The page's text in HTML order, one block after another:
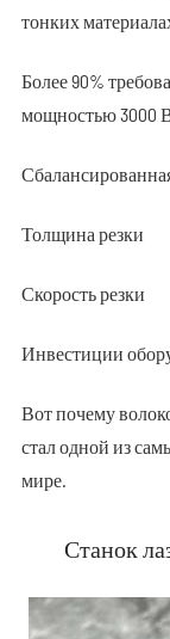
тонких
Более 90%
мощностью 3000
Толщина резки
Скорость резки
Инвестиции
Вот почему
стал одной из
мире.
Станок